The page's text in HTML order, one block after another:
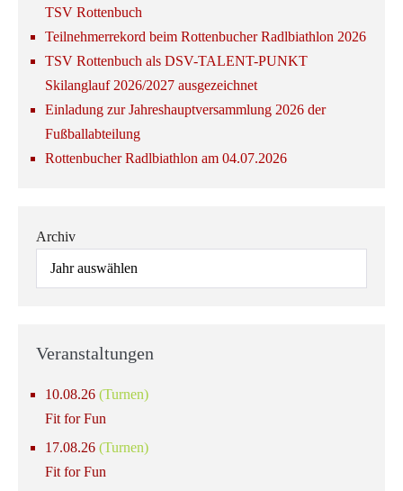
TSV Rottenbuch
Teilnehmerrekord beim Rottenbucher Radlbiathlon 2026
TSV Rottenbuch als DSV-TALENT-PUNKT
Skilanglauf 2026/2027 ausgezeichnet
Einladung zur Jahreshauptversammlung 2026 der
Fußballabteilung
Rottenbucher Radlbiathlon am 04.07.2026
Archiv
Veranstaltungen
10.08.26 (Turnen)
Fit for Fun
17.08.26 (Turnen)
Fit for Fun